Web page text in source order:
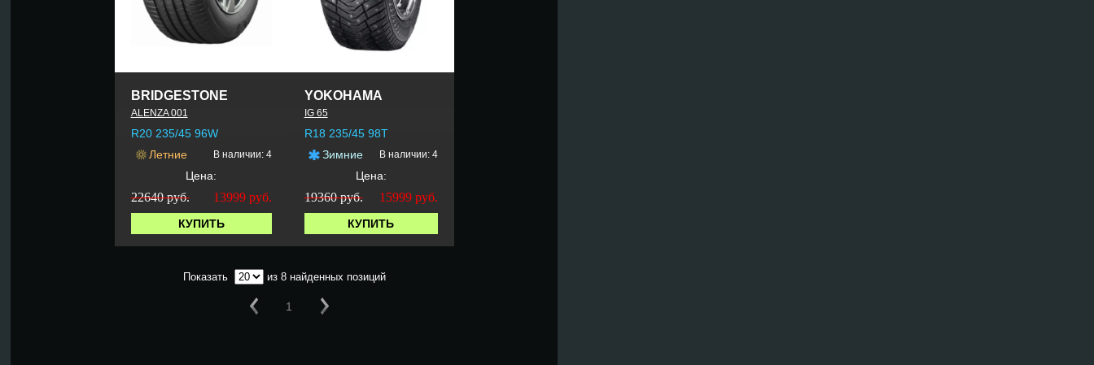
BRIDGESTONE
ALENZA 001
R20 235/45 96W
Летние
В наличии: 4
Цена:
22640 руб. 13999 руб.
КУПИТЬ
YOKOHAMA
IG 65
R18 235/45 98T
Зимние
В наличии: 4
Цена:
19360 руб. 15999руб.
КУПИТЬ
Показать из 8 найденных позиций
1